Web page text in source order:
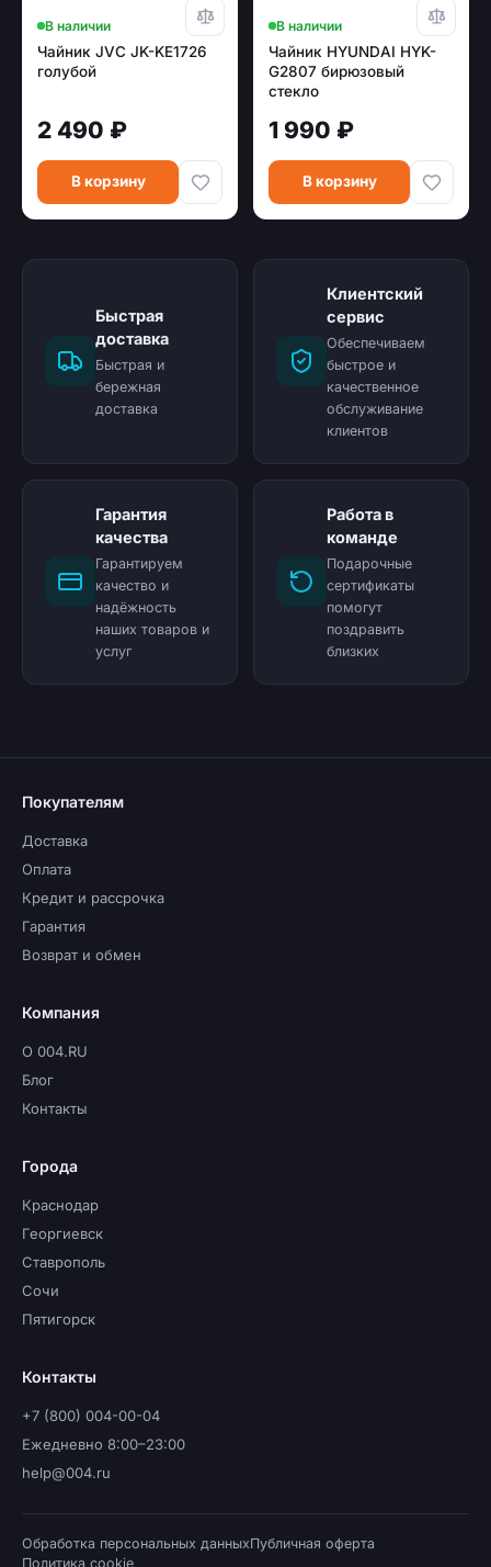
В наличии
Чайник JVC JK-KE1726
голубой
2 490 ₽
В корзину
В наличии
Чайник HYUNDAI HYK-
G2807 бирюзовый
стекло
1 990 ₽
В корзину
Быстрая
доставка
Быстрая и
бережная
доставка
Клиентский
сервис
Обеспечиваем
быстрое и
качественное
обслуживание
клиентов
Гарантия
качества
Гарантируем
качество и
надёжность
наших товаров и
услуг
Работа в
команде
Подарочные
сертификаты
помогут
поздравить
близких
Покупателям
Доставка
Оплата
Кредит и рассрочка
Гарантия
Возврат и обмен
Компания
О 004.RU
Блог
Контакты
Города
Краснодар
Георгиевск
Ставрополь
Сочи
Пятигорск
Контакты
+7 (800) 004-00-04
Ежедневно 8:00–23:00
help@004.ru
Обработка персональных данныхПубличная оферта
Политика cookie